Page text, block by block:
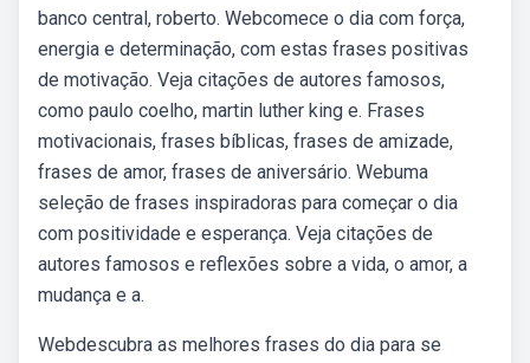
banco central, roberto. Webcomece o dia com força,
energia e determinação, com estas frases positivas
de motivação. Veja citações de autores famosos,
como paulo coelho, martin luther king e. Frases
motivacionais, frases bíblicas, frases de amizade,
frases de amor, frases de aniversário. Webuma
seleção de frases inspiradoras para começar o dia
com positividade e esperança. Veja citações de
autores famosos e reflexões sobre a vida, o amor, a
mudança e a.
Webdescubra as melhores frases do dia para se